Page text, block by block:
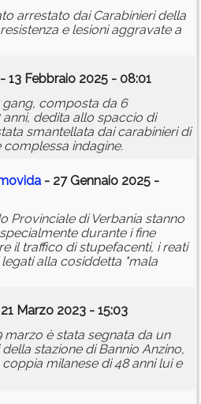
arrestato dai Carabinieri della
e lesioni aggravate a
- 13 Febbraio 2025 - 08:01
composta da 6
anni, dedita allo spaccio di
smantellata dai carabinieri di
indagine.
- 27 Gennaio 2025 -
Provinciale di Verbania stanno
durante i fine
il traffico di stupefacenti, i reati
alla cosiddetta "mala
Marzo 2023 - 15:03
marzo è stata segnata da un
stazione di Bannio Anzino,
milanese di 48 anni lui e